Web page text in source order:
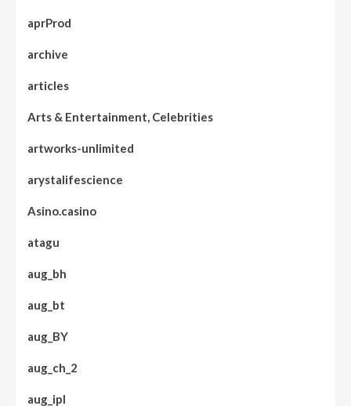
aprProd
archive
articles
Arts & Entertainment, Celebrities
artworks-unlimited
arystalifescience
Asino.casino
atagu
aug_bh
aug_bt
aug_BY
aug_ch_2
aug_ipl